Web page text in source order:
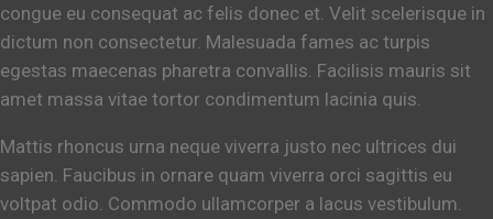
congue eu consequat ac felis donec et. Velit scelerisque in
dictum non consectetur. Malesuada fames ac turpis
egestas maecenas pharetra convallis. Facilisis mauris sit
amet massa vitae tortor condimentum lacinia quis.
Mattis rhoncus urna neque viverra justo nec ultrices dui
sapien. Faucibus in ornare quam viverra orci sagittis eu
voltpat odio. Commodo ullamcorper a lacus vestibulum.